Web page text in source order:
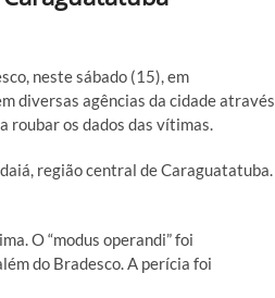
neste sábado (15), em
diversas agências da cidade através
roubar os dados das vítimas.
região central de Caraguatatuba.
O “modus operandi” foi
do Bradesco. A perícia foi